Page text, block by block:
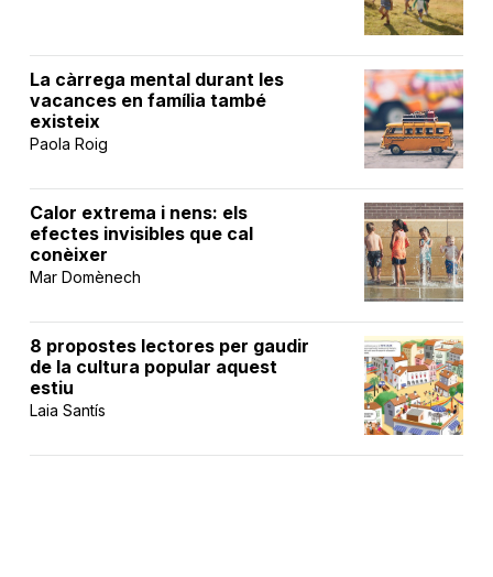
La càrrega mental durant les
vacances en família també
existeix
Paola Roig
Calor extrema i nens: els
efectes invisibles que cal
conèixer
Mar Domènech
8 propostes lectores per gaudir
de la cultura popular aquest
estiu
Laia Santís